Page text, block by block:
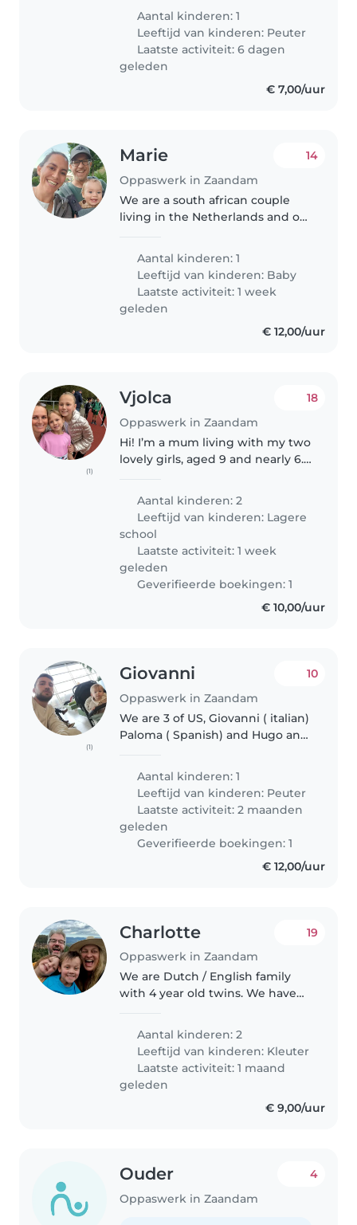
momenten waarop we niet thuis
zijn of behoefte hebben aan rust,
hebben we regelmatig en voor
korte periodes..
Aantal kinderen: 1
Leeftijd van kinderen: Peuter
Laatste activiteit: 6 dagen
geleden
€ 7,00/uur
Marie
Oppaswerk in Zaandam
14
We are a south african couple
living in the Netherlands and our
goes to Dutch daycare twice
weekly and we look after her the
rest of the time. She..
Aantal kinderen: 1
Leeftijd van kinderen: Baby
Laatste activiteit: 1 week
geleden
€ 12,00/uur
(1)
Vjolca
Oppaswerk in Zaandam
18
Hi! I’m a mum living with my two
lovely girls, aged 9 and nearly 6.
full of laughter, creativity, and
kindness. Because I know how
important it is to..
Aantal kinderen: 2
Leeftijd van kinderen: Lagere
school
Laatste activiteit: 1 week
geleden
Geverifieerde boekingen: 1
€ 10,00/uur
(1)
Giovanni
Oppaswerk in Zaandam
10
We are 3 of US, Giovanni ( italian)
Paloma ( Spanish) and Hugo and
Aantal kinderen: 1
Leeftijd van kinderen: Peuter
Laatste activiteit: 2 maanden
geleden
Geverifieerde boekingen: 1
€ 12,00/uur
Charlotte
Oppaswerk in Zaandam
19
We are Dutch / English family
with 4 year old twins. We have
we are looking for childcare
support 1-2 afternoons per week
in school time and additional..
Aantal kinderen: 2
Leeftijd van kinderen: Kleuter
Laatste activiteit: 1 maand
geleden
€ 9,00/uur
Ouder
Oppaswerk in Zaandam
4